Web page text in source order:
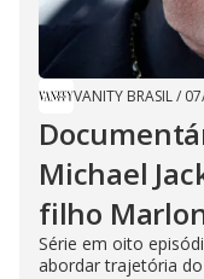
VANITY BRASIL/
Michael
filho
Série em oito
abordar trajetória do